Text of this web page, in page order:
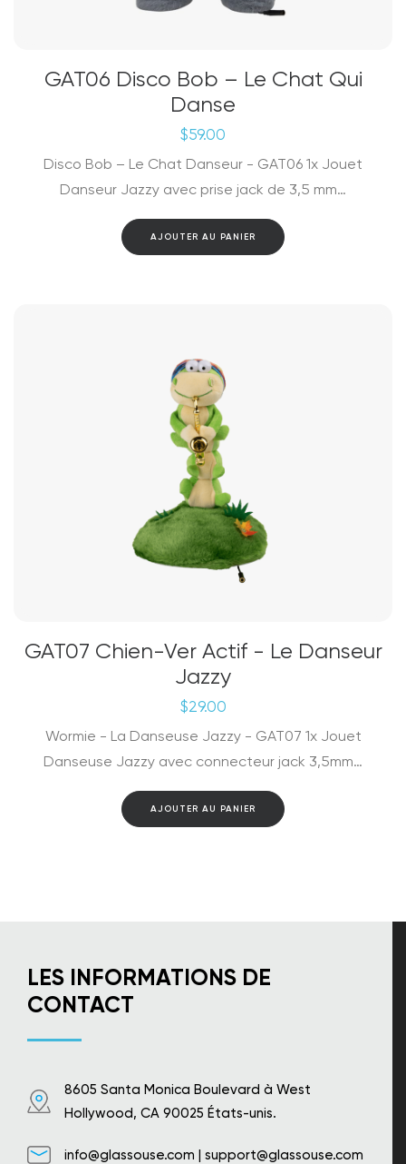
GAT06 Disco Bob – Le Chat Qui
Danse
$59.00
Disco Bob – Le Chat Danseur - GAT06 1x Jouet
Danseur Jazzy avec prise jack de 3,5 mm…
AJOUTER AU PANIER
GAT07 Chien-Ver Actif - Le Danseur
Jazzy
$29.00
Wormie - La Danseuse Jazzy - GAT07 1x Jouet
Danseuse Jazzy avec connecteur jack 3,5mm…
AJOUTER AU PANIER
LES INFORMATIONS DE
CONTACT
8605 Santa Monica Boulevard à West
Hollywood, CA 90025 États-unis.
info@glassouse.com | support@glassouse.com